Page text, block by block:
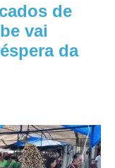
de
vai
da